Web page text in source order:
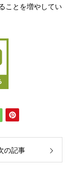
ことを増やしてい
の記事